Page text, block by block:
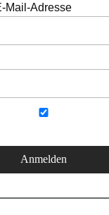
Mail-Adresse